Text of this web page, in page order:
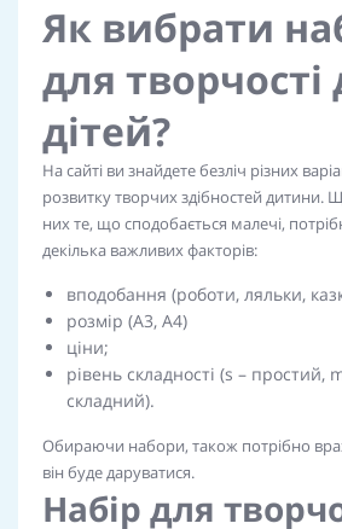
Як вибрати
для творчості
дітей?
На сайті ви знайдете безліч різних
розвитку творчих здібностей дитини.
них те, що сподобається малечі,
декілька важливих факторів:
вподобання (роботи, ляльки,
розмір (А3, А4)
ціни;
рівень складності (s – простий,
складний).
Обираючи набори, також потрібно
він буде даруватися.
Набір для